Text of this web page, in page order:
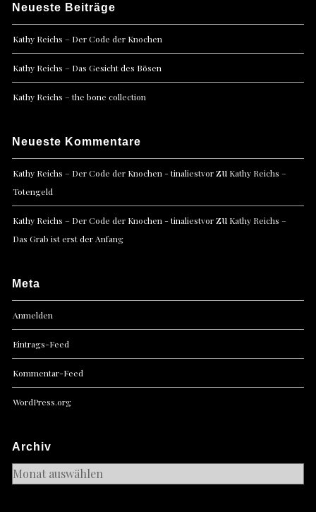
Neueste Beiträge
Kathy Reichs – Der Code der Knochen
Kathy Reichs – Das Gesicht des Bösen
Kathy Reichs – the bone collection
Neueste Kommentare
Kathy Reichs – Der Code der Knochen - tinaliestvorzu Kathy Reichs –
Totengeld
Kathy Reichs – Der Code der Knochen - tinaliestvorzu Kathy Reichs –
Das Grab ist erst der Anfang
Meta
Anmelden
Eintrags-Feed
Kommentar-Feed
WordPress.org
Archiv
Archiv